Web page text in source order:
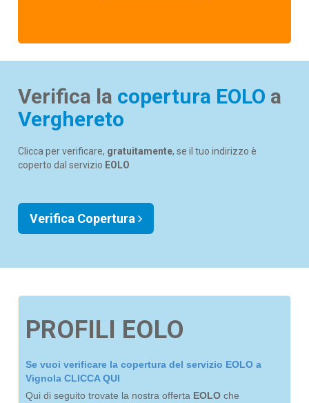
Verifica la copertura EOLO a
Verghereto
Clicca per verificare, gratuitamente, se il tuo indirizzo è
coperto dal servizio EOLO
Verifica Copertura
PROFILI EOLO
Se vuoi verificare la copertura del servizio EOLO a
Vignola CLICCA QUI
Qui di seguito trovate la nostra offerta EOLO che